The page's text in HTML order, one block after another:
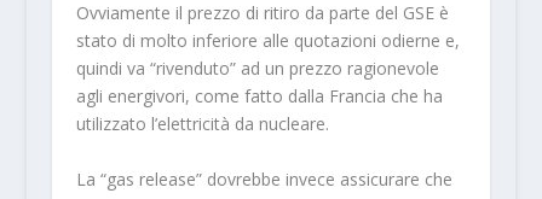
Ovviamente il prezzo di ritiro da parte del GSE è
stato di molto inferiore alle quotazioni odierne e,
quindi va “rivenduto” ad un prezzo ragionevole
agli energivori, come fatto dalla Francia che ha
utilizzato l’elettricità da nucleare.
La “gas release” dovrebbe invece assicurare che